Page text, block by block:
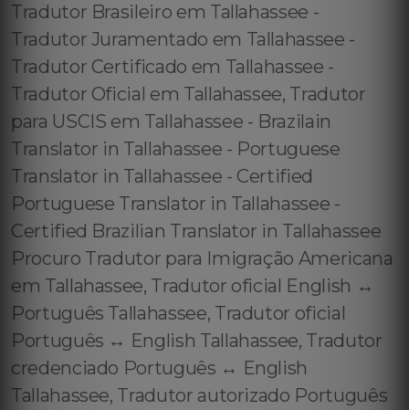
Tradutor Brasileiro em Tallahassee -
Tradutor Juramentado em Tallahassee -
Tradutor Certificado em Tallahassee -
Tradutor Oficial em Tallahassee, Tradutor
para USCIS em Tallahassee - Brazilain
Translator in Tallahassee - Portuguese
Translator in Tallahassee - Certified
Portuguese Translator in Tallahassee -
Certified Brazilian Translator in Tallahassee
Procuro Tradutor para Imigração Americana
em Tallahassee, Tradutor oficial English ↔️
Português Tallahassee, Tradutor oficial
Português ↔️ English Tallahassee, Tradutor
credenciado Português ↔️ English
Tallahassee, Tradutor autorizado Português